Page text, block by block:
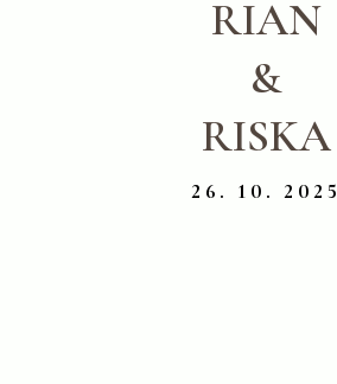
RIAN
&
RISKA
26. 10. 2025